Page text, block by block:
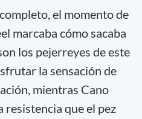
el momento de
marcaba cómo sacaba
los pejerreyes de este
la sensación de
mientras Cano
resistencia que el pez